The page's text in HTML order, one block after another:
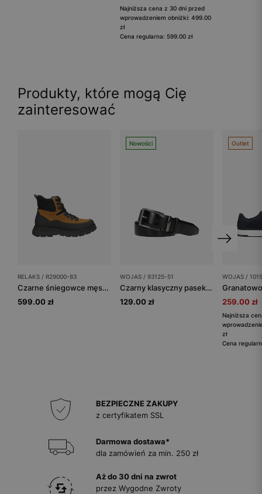
Najniższa cena z 30 dni przed
wprowadzeniem obniżki: 499.00
zł
Cena regularna: 599.00 zł
Produkty, które mogą Cię
zainteresować
RELAKS / R29000-83
Czarne śniegowce męskie RELAKS z jasnobrązowymi wstawkami
599.00 zł
Nowości
WOJAS / 93125-51
Czarny klasyczny pasek męski ze skóry naturalnej
129.00 zł
Outlet
WOJAS /
259.00 zł
Najniższa
zł
Cena
BEZPIECZNE ZAKUPY
z certyfikatem SSL
Darmowa dostawa*
dla zamówień za min. 250 zł
Aż do 30 dni na zwrot
przez Wygodne Zwroty